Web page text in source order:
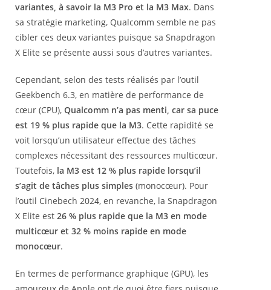
variantes, à savoir la M3 Pro et la M3 Max. Dans
sa stratégie marketing, Qualcomm semble ne pas
cibler ces deux variantes puisque sa Snapdragon
X Elite se présente aussi sous d’autres variantes.
Cependant, selon des tests réalisés par l’outil
Geekbench 6.3, en matière de performance de
cœur (CPU), Qualcomm n’a pas menti, car sa puce
est 19 % plus rapide que la M3. Cette rapidité se
voit lorsqu’un utilisateur effectue des tâches
complexes nécessitant des ressources multicœur.
Toutefois, la M3 est 12 % plus rapide lorsqu’il
s’agit de tâches plus simples (monocœur). Pour
l’outil Cinebech 2024, en revanche, la Snapdragon
X Elite est 26 % plus rapide que la M3 en mode
multicœur et 32 % moins rapide en mode
monocœur.
En termes de performance graphique (GPU), les